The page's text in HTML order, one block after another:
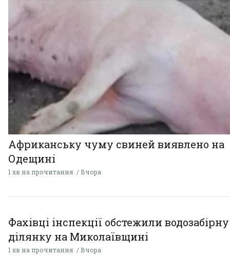
Африканську чуму свиней виявлено на
Одещині
1 хв на прочитання Вчора
Фахівці інспекції обстежили водозабірну
ділянку на Миколаївщині
1 хв на прочитання Вчора